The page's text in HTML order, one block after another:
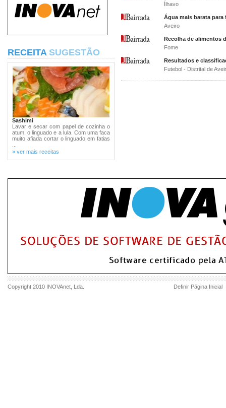
RECEITA SUGESTÃO
Sashimi
Lavar e secar com papel de cozinha o
atum, o linguado e a lula. Com uma faca
muito afiada cortar o linguado em fatias
» ver mais receitas
Ílhavo
Água mais barata
Aveiro
Recolha de alimentos
Fome
Resultados e
Futebol - Distrital de
Copyright 2010 INOVAnet , Lda. Definir Página Inicial